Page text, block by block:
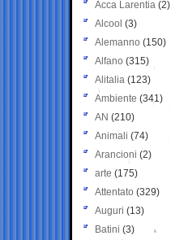
Acca Larentia (2)
Alcool (3)
Alemanno (150)
Alfano (315)
Alitalia (123)
Ambiente (341)
AN (210)
Animali (74)
Arancioni (2)
arte (175)
Attentato (329)
Auguri (13)
Batini (3)